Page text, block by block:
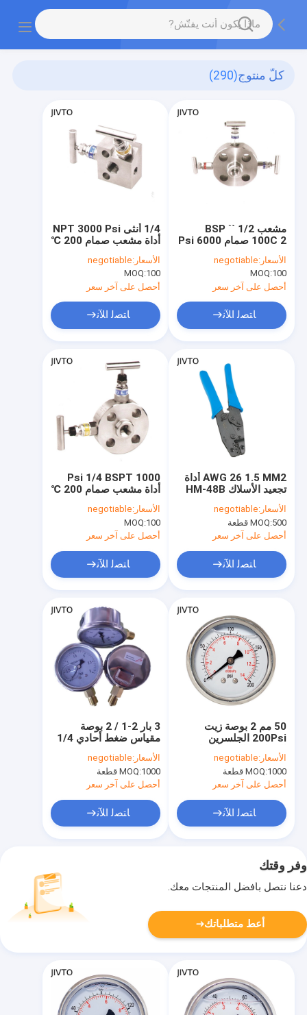
كلّ منتوج(290)
1/4 أنثى NPT 3000 Psi
أداة مشعب صمام 200 ℃
2 طريقة مشعب
الأسعار:negotiable
MOQ:100
أحصل على آخر سعر
ﺎﺘﺼﻟ ﺍﻶﻧ
مشعب 1/2 `` BSP
100C 2 صمام 6000 Psi
2 طريقة مشعب من
الفولاذ المقاوم للصدأ
الأسعار:negotiable
MOQ:100
أحصل على آخر سعر
ﺎﺘﺼﻟ ﺍﻶﻧ
1000 Psi 1/4 BSPT
أداة مشعب صمام 200 ℃
اتجاهين مشعب
الأسعار:negotiable
MOQ:100
أحصل على آخر سعر
ﺎﺘﺼﻟ ﺍﻶﻧ
AWG 26 1.5 MM2 أداة
تجعيد الأسلاك HM-48B
الثقيلة سلك مكشكش
الأسعار:negotiable
MOQ:500 قطعة
أحصل على آخر سعر
ﺎﺘﺼﻟ ﺍﻶﻧ
3 بار 2-1 / 2 بوصة
مقياس ضغط أحادي 1/4
المقاوم للصدأ
الأسعار:negotiable
MOQ:1000 قطعة
أحصل على آخر سعر
ﺎﺘﺼﻟ ﺍﻶﻧ
50 مم 2 بوصة زيت
200Psi الجلسرين
المملوءة الضغط مقاييس
ضغط 1/4 "BSP SS حالة
الأسعار:negotiable
MOQ:1000 قطعة
أحصل على آخر سعر
ﺎﺘﺼﻟ ﺍﻶﻧ
وفر وقتك
دعنا نتصل بأفضل المنتجات معك.
أعط متطلباتك